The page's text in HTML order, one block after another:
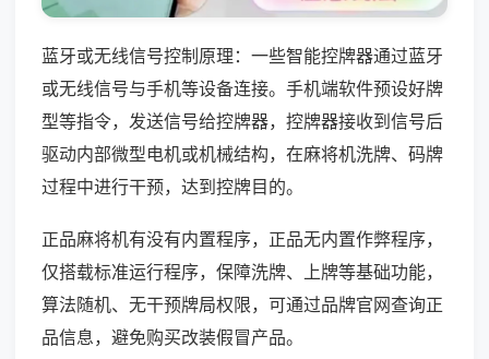
蓝牙或无线信号控制原理：一些智能控牌器通过蓝牙
或无线信号与手机等设备连接。手机端软件预设好牌
型等指令，发送信号给控牌器，控牌器接收到信号后
驱动内部微型电机或机械结构，在麻将机洗牌、码牌
过程中进行干预，达到控牌目的。
正品麻将机有没有内置程序，正品无内置作弊程序，
仅搭载标准运行程序，保障洗牌、上牌等基础功能，
算法随机、无干预牌局权限，可通过品牌官网查询正
品信息，避免购买改装假冒产品。